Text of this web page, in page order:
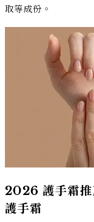
取等成份。
2026 護手霜
護手霜